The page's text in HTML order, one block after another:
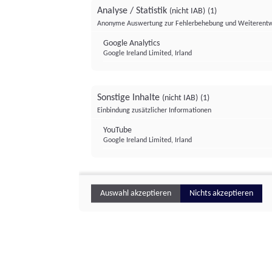
Analyse / Statistik (nicht IAB) (1)
Anonyme Auswertung zur Fehlerbehebung und
Google Analytics
Google Ireland Limited, Irland
Sonstige Inhalte (nicht IAB) (1)
Einbindung zusätzlicher Informationen
YouTube
Google Ireland Limited, Irland
Auswahl akzeptieren Nichts akzeptieren